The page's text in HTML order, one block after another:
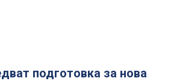
подготовка за нова